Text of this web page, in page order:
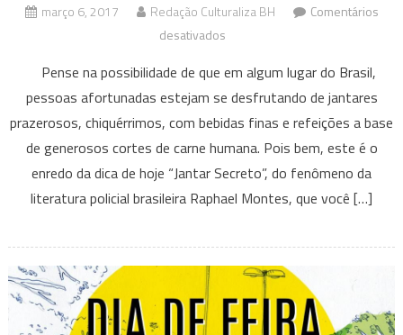
março 6, 2017 Redação Culturaliza BH
Comentários
desativados
JANTAR
a
base
de
carne
humana
SECRETO!
Pense na possibilidade de que em algum lugar do Brasil,
pessoas afortunadas estejam se desfrutando de jantares
prazerosos, chiquérrimos, com bebidas finas e refeições a base
de generosos cortes de carne humana. Pois bem, este é o
enredo da dica de hoje “Jantar Secreto”, do fenômeno da
literatura policial brasileira Raphael Montes, que você […]